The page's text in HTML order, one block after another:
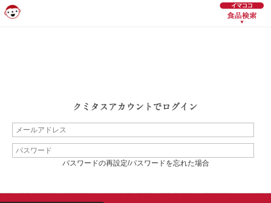
パスワードの再設定/パスワードを忘れた場合